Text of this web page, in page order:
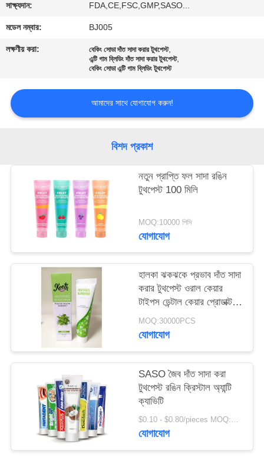
যোগাযোগ
করুন
জন্য
আবেদন
গোপনীয়তা
সাক্ষ্যদান: FDA,CE,FSC,GMP,SASO...
মডেল নম্বার: BJ005
লক্ষণীয় করা: বেকিং সোডা দাঁত সাদা করার টুথপেস্ট,
এন্টি গাম ব্লিডিং দাঁত সাদা করার টুথপেস্ট,
বেকিং সোডা এন্টি গাম ব্লিডিং টুথপেস্ট
আমাদের সাথে যোগাযোগ করুন!
বিশদ প্রকাশ
নতুন প্রাপ্তি ফল সাদা রঙিন
টুথপেস্ট 100 মিলি
MOQ:10000 পিসি
যোগাযোগ
হালকা ঝকঝকে প্রভাব দাঁত সাদা
করার টুথপেস্ট ওরাল কেয়ার
টাইপস ডেন্টাল কেয়ার প্রোডাক্ট
৫০ গ্রাম
MOQ:30000PCS
যোগাযোগ
SASO জৈব দাঁত সাদা করা
টুথপেস্ট রঙিন ক্রিস্টাল অ্যান্টি
ক্যাভিটি
$0.10 - $0.80/pieces MOQ:500 টুকরা
যোগাযোগ